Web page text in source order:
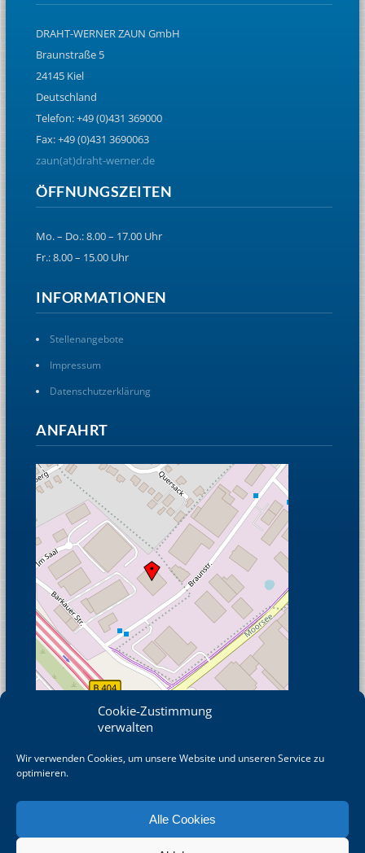
Cookie-Zustimmung
verwalten
Wir verwenden Cookies, um unsere Website und unseren Service zu
optimieren.
Alle Cookies
DRAHT-WERNER ZAUN GmbH
Braunstraße 5
24145 Kiel
Deutschland
Telefon: +49 (0)431 369000
Fax: +49 (0)431 3690063
zaun(at)draht-werner.de
ÖFFNUNGSZEITEN
Mo. – Do.: 8.00 – 17.00 Uhr
Fr.: 8.00 – 15.00 Uhr
INFORMATIONEN
Stellenangebote
Impressum
Datenschutzerklärung
ANFAHRT
© OpenStreetMap